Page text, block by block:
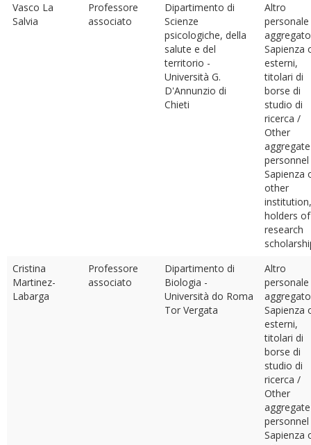
Vasco La
Salvia
Professore
associato
Dipartimento di
Scienze
psicologiche, della
salute e del
territorio -
Università G.
D'Annunzio di
Chieti
Altro
personale
aggregato
Sapienza
esterni,
titolari di
borse di
studio di
ricerca /
Other
aggregate
personnel
Sapienza
other
institution,
holders of
research
Cristina
Martinez-
Labarga
Professore
associato
Dipartimento di
Biologia -
Università do Roma
Tor Vergata
Altro
personale
aggregato
Sapienza
esterni,
titolari di
borse di
studio di
ricerca /
Other
aggregate
personnel
Sapienza